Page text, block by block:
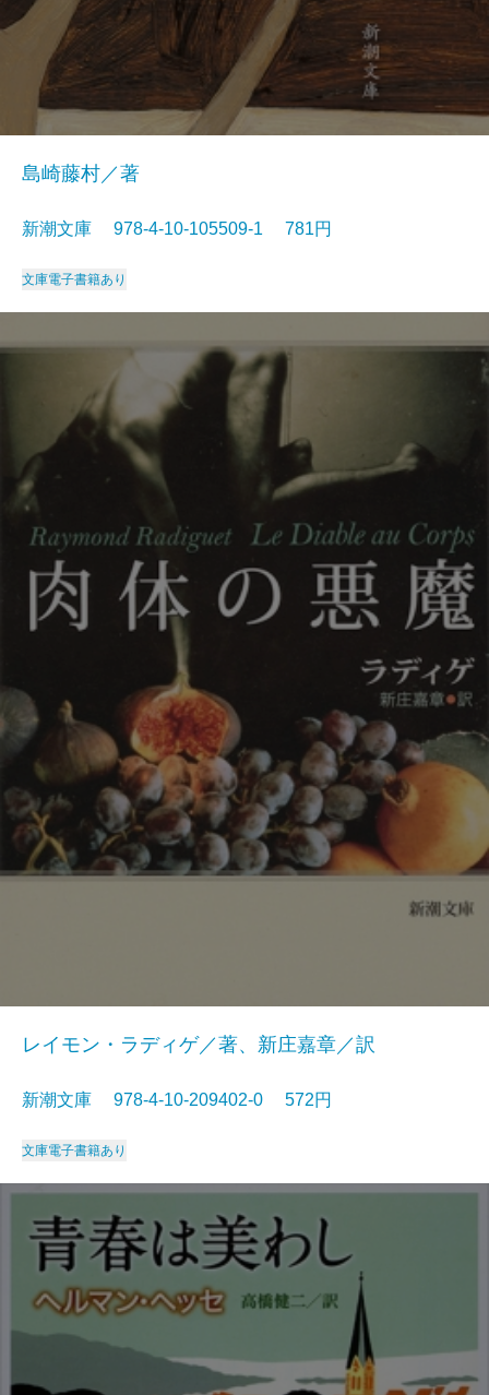
島崎藤村／著
新潮文庫 978-4-10-105509-1 781円
文庫電子書籍あり
レイモン・ラディゲ／著、新庄嘉章／訳
新潮文庫 978-4-10-209402-0 572円
文庫電子書籍あり